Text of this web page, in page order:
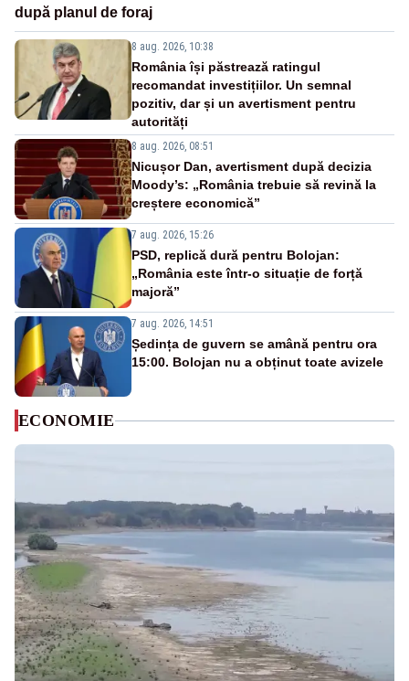
după planul de foraj
8 aug. 2026, 10:38
România își păstrează ratingul
recomandat investițiilor. Un semnal
pozitiv, dar și un avertisment pentru
autorități
8 aug. 2026, 08:51
Nicușor Dan, avertisment după decizia
Moody’s: „România trebuie să revină la
creștere economică”
7 aug. 2026, 15:26
PSD, replică dură pentru Bolojan:
„România este într-o situație de forță
majoră”
7 aug. 2026, 14:51
Ședința de guvern se amână pentru ora
15:00. Bolojan nu a obținut toate avizele
ECONOMIE